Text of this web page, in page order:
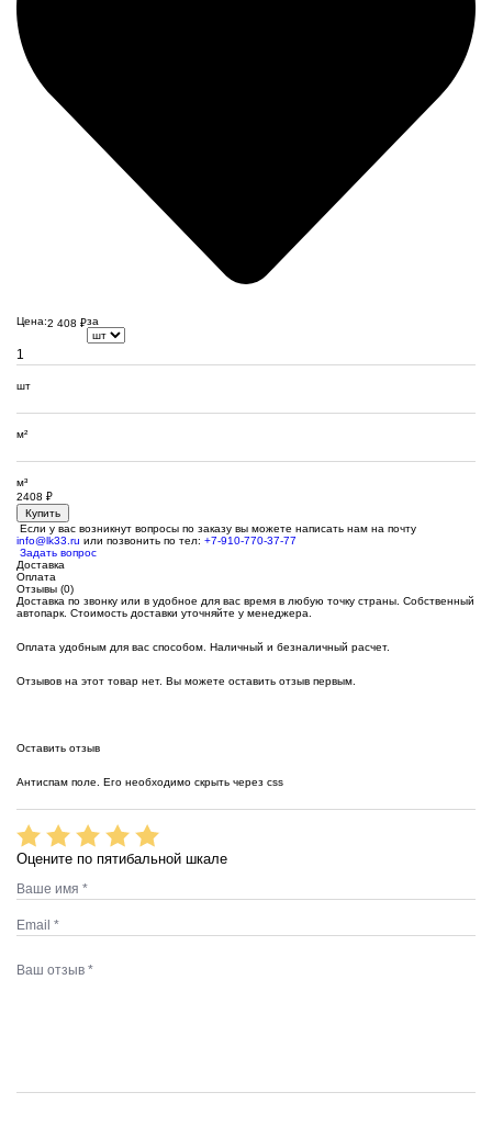
Цена:2 408 ₽за
шт
м²
м³
2408 ₽
Купить
Если у вас возникнут вопросы по заказу вы можете написать нам на почту
info@lk33.ru или позвонить по тел: +7-910-770-37-77
Задать вопрос
Доставка
Оплата
Отзывы (0)
Доставка по звонку или в удобное для вас время в любую точку страны. Собственный
автопарк. Стоимость доставки уточняйте у менеджера.
Оплата удобным для вас способом. Наличный и безналичный расчет.
Отзывов на этот товар нет. Вы можете оставить отзыв первым.
Оставить отзыв
Антиспам поле. Его необходимо скрыть через css
Оцените по пятибальной шкале